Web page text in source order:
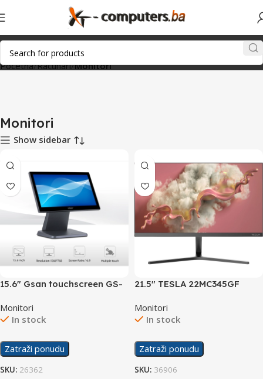
Početna Računari Monitori
Monitori
Show sidebar
15.6″ Gsan touchscreen GS-
Monitori
In stock
Zatraži ponudu
SKU: 26362
21.5″ TESLA 22MC345GF
Monitori
In stock
Zatraži ponudu
SKU: 36906